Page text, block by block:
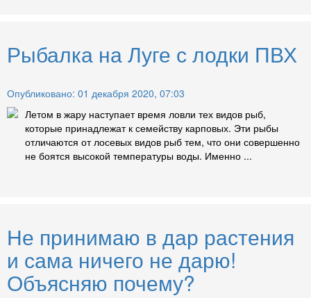
Рыбалка на Луге с лодки ПВХ
Опубликовано: 01 декабря 2020, 07:03
Летом в жару наступает время ловли тех видов рыб,
которые принадлежат к семейству карповых. Эти рыбы
отличаются от лосевых видов рыб тем, что они совершенно
не боятся высокой температуры воды. Именно ...
Не принимаю в дар растения
и сама ничего не дарю!
Объясняю почему?